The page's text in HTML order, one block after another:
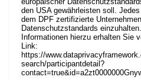
den USA gewährleisten soll.
dem DPF zertifizierte
Datenschutzstandards
Informationen hierzu erhalten Sie
Link:
https://
search/participantdetail?